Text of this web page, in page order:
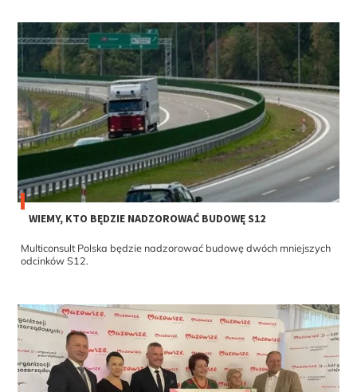
WIEMY, KTO BĘDZIE NADZOROWAĆ BUDOWĘ S12
Multiconsult Polska będzie nadzorować budowę dwóch mniejszych
odcinków S12.